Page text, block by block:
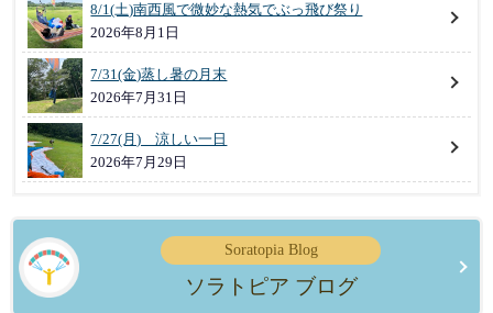
8/1(土)南西風で微妙な熱気でぶっ飛び祭り
2026年8月1日
7/31(金)蒸し暑の月末
2026年7月31日
7/27(月) 涼しい一日
2026年7月29日
Soratopia Blog
ソラトピア ブログ